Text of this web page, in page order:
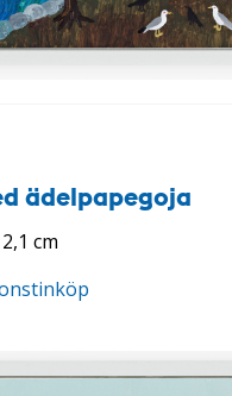
ädelpapegoja
cm